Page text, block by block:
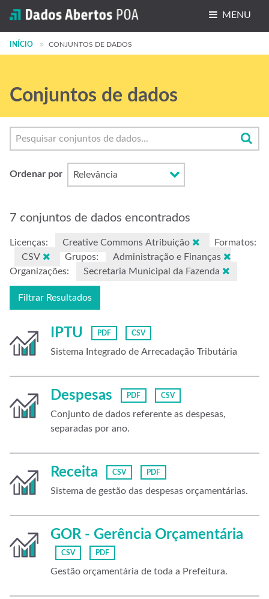
MENU
Conjuntos de dados
Grupos
Sobre
INÍCIO CONJUNTOS DE DADOS
Conjuntos de dados
Ordenar por
7 conjuntos de dados encontrados
Licenças: Creative Commons Atribuição
Formatos:
CSV
Grupos:
Administração e Finanças
Organizações:
Secretaria Municipal da Fazenda
Filtrar Resultados
IPTU PDF CSV
Sistema Integrado de Arrecadação Tributária
Despesas PDF CSV
Conjunto de dados referente as despesas,
separadas por ano.
Receita CSV PDF
Sistema de gestão das despesas orçamentárias.
GOR - Gerência Orçamentária
CSV PDF
Gestão orçamentária de toda a Prefeitura.